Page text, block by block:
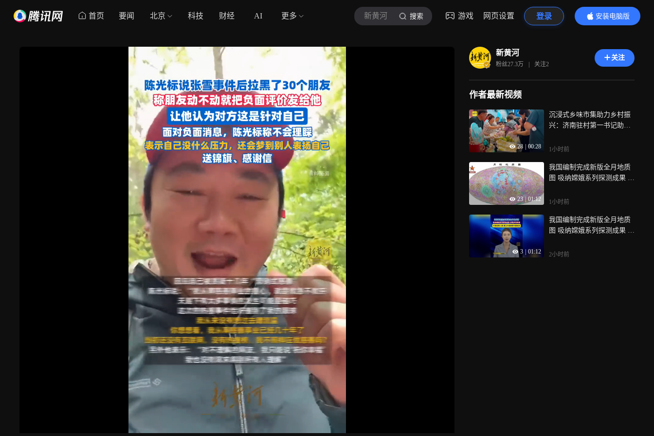
首页 要闻 北京 科技 财经 AI 更多 新黄河 搜索 游戏 网页设置 登录
安装电脑版
内容更精彩
新黄河
粉丝27.3万 | 关注2
关注
作者最新视频
28 00:28
沉浸式乡味市集助力乡村振
兴：济南驻村第一书记助农
1小时前
23 | 01:12
我国编制完成新版全月地质
图 吸纳嫦娥系列探测成果 实
立行星制图中国标准
1小时前
3 01:12
我国编制完成新版全月地质
图 吸纳嫦娥系列探测成果 实
立行星制图中国标准
2小时前